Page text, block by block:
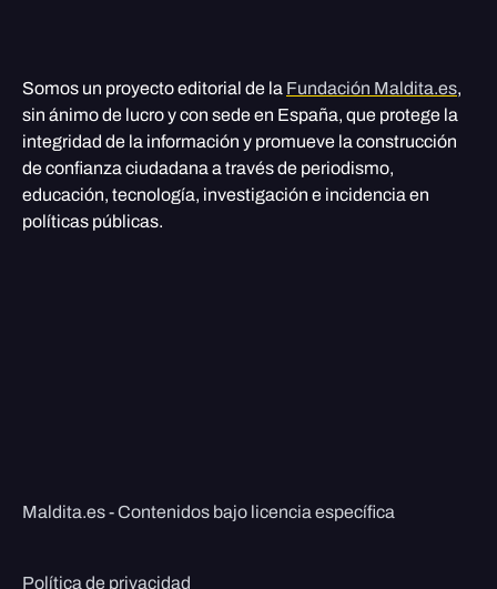
Somos un proyecto editorial de la Fundación Maldita.es,
sin ánimo de lucro y con sede en España, que protege la
integridad de la información y promueve la construcción
de confianza ciudadana a través de periodismo,
educación, tecnología, investigación e incidencia en
políticas públicas.
Maldita.es - Contenidos bajo licencia específica
Política de privacidad